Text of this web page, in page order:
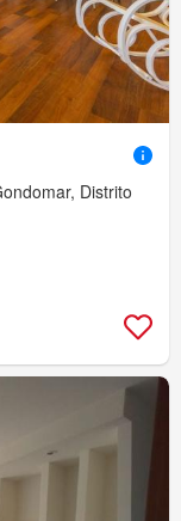
Distrito